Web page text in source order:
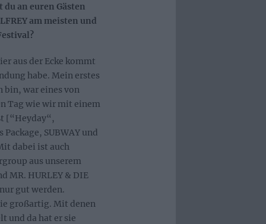
du an euren Gästen
am meisten und
aus der Ecke kommt
habe. Mein erstes
bin, war eines von
Tag wie wir mit einem
[“Heyday“,
SUBWAY und
dabei ist auch
aus unserem
MR. HURLEY & DIE
gut werden.
großartig. Mit denen
und da hat er sie